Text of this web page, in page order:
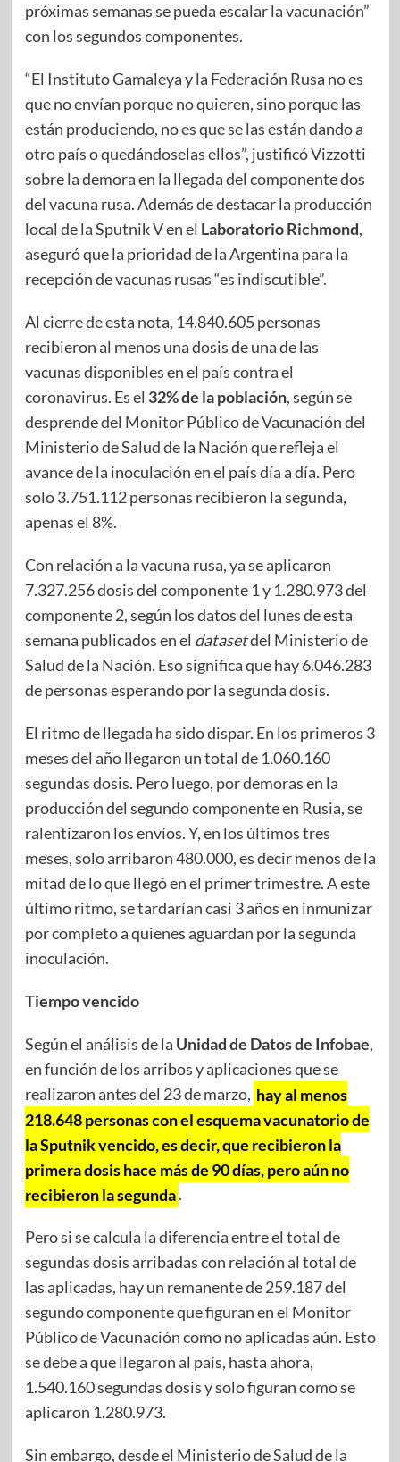
próximas semanas se pueda escalar la vacunación”
con los segundos componentes.
“El Instituto Gamaleya y la Federación Rusa no es
que no envían porque no quieren, sino porque las
están produciendo, no es que se las están dando a
otro país o quedándoselas ellos”, justificó Vizzotti
sobre la demora en la llegada del componente dos
del vacuna rusa. Además de destacar la producción
local de la Sputnik V en el Laboratorio Richmond,
aseguró que la prioridad de la Argentina para la
recepción de vacunas rusas “es indiscutible”.
Al cierre de esta nota, 14.840.605 personas
recibieron al menos una dosis de una de las
vacunas disponibles en el país contra el
coronavirus. Es el 32% de la población, según se
desprende del Monitor Público de Vacunación del
Ministerio de Salud de la Nación que refleja el
avance de la inoculación en el país día a día. Pero
solo 3.751.112 personas recibieron la segunda,
apenas el 8%.
Con relación a la vacuna rusa, ya se aplicaron
7.327.256 dosis del componente 1 y 1.280.973 del
componente 2, según los datos del lunes de esta
semana publicados en el datasetdel Ministerio de
Salud de la Nación. Eso significa que hay 6.046.283
de personas esperando por la segunda dosis.
El ritmo de llegada ha sido dispar. En los primeros 3
meses del año llegaron un total de 1.060.160
segundas dosis. Pero luego, por demoras en la
producción del segundo componente en Rusia, se
ralentizaron los envíos. Y, en los últimos tres
meses, solo arribaron 480.000, es decir menos de la
mitad de lo que llegó en el primer trimestre. A este
último ritmo, se tardarían casi 3 años en inmunizar
por completo a quienes aguardan por la segunda
inoculación.
Tiempo vencido
Según el análisis de la Unidad de Datos de Infobae,
en función de los arribos y aplicaciones que se
realizaron antes del 23 de marzo, hay al menos
218.648 personas con el esquema vacunatorio de
la Sputnik vencido, es decir, que recibieron la
primera dosis hace más de 90 días, pero aún no
recibieron la segunda .
Pero si se calcula la diferencia entre el total de
segundas dosis arribadas con relación al total de
las aplicadas, hay un remanente de 259.187 del
segundo componente que figuran en el Monitor
Público de Vacunación como no aplicadas aún. Esto
se debe a que llegaron al país, hasta ahora,
1.540.160 segundas dosis y solo figuran como se
aplicaron 1.280.973.
Sin embargo, desde el Ministerio de Salud de la